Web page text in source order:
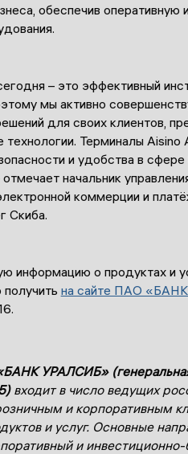
обеспечив оперативную
– это эффективный
мы активно
для своих клиентов,
Терминалы Aisino
и удобства в сфере
начальник
коммерции и
Скиба.
информацию о продуктах и
на сайте ПАО
УРАЛСИБ»
входит в число ведущих
и корпоративным
и услуг. Основные
и инвестиционно-